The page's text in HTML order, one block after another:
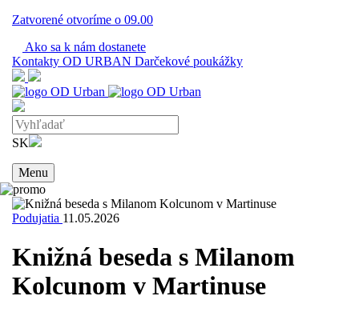
Zatvorené otvoríme o 09.00
Ako sa k nám dostanete
Kontakty OD URBAN Darčekové poukážky
SK
Menu
Podujatia 11.05.2026
Knižná beseda s Milanom
Kolcunom v Martinuse